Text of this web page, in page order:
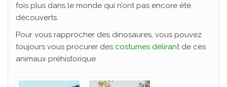
fois plus dans le monde qui n’ont pas encore été
découverts.
Pour vous rapprocher des dinosaures, vous pouvez
toujours vous procurer des costumes délirantde ces
animaux préhistorique.